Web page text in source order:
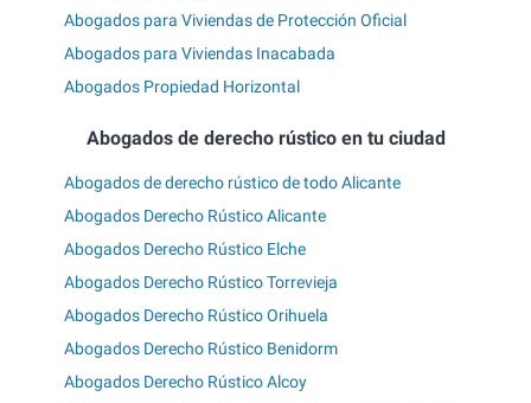
Abogados para Viviendas de Protección Oficial
Abogados para Viviendas Inacabada
Abogados Propiedad Horizontal
Abogados de derecho rústico en tu ciudad
Abogados de derecho rústico de todo Alicante
Abogados Derecho Rústico Alicante
Abogados Derecho Rústico Elche
Abogados Derecho Rústico Torrevieja
Abogados Derecho Rústico Orihuela
Abogados Derecho Rústico Benidorm
Abogados Derecho Rústico Alcoy